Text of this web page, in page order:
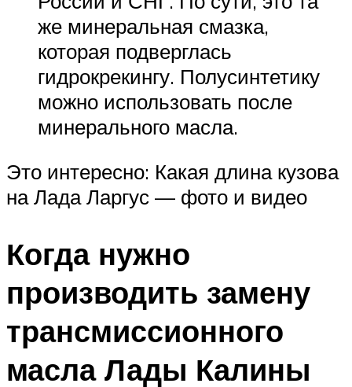
же минеральная смазка,
которая подверглась
гидрокрекингу. Полусинтетику
можно использовать после
минерального масла.
Это интересно: Какая длина кузова
на Лада Ларгус — фото и видео
Когда нужно
производить замену
трансмиссионного
масла Лады Калины